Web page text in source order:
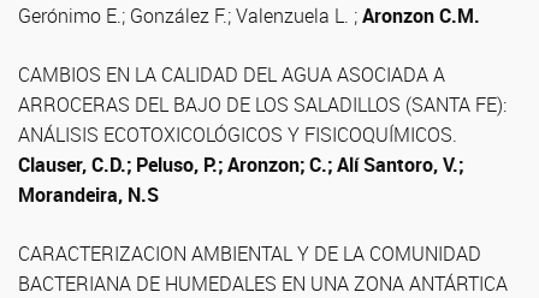
Gerónimo E.; González F.; Valenzuela L. ;Aronzon C.M.
CAMBIOS EN LA CALIDAD DEL AGUA ASOCIADA A
ARROCERAS DEL BAJO DE LOS SALADILLOS (SANTA FE):
ANÁLISIS ECOTOXICOLÓGICOS Y FISICOQUÍMICOS.
Clauser, C.D.; Peluso, P.; Aronzon; C.; Alí Santoro, V.;
Morandeira, N.S
CARACTERIZACION AMBIENTAL Y DE LA COMUNIDAD
BACTERIANA DE HUMEDALES EN UNA ZONA ANTÁRTICA